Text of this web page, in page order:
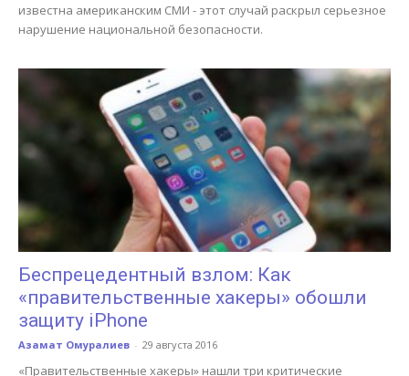
известна американским СМИ - этот случай раскрыл серьезное
нарушение национальной безопасности.
Беспрецедентный взлом: Как
«правительственные хакеры» обошли
защиту iPhone
Азамат Омуралиев - 29 августа 2016
«Правительственные хакеры» нашли три критические